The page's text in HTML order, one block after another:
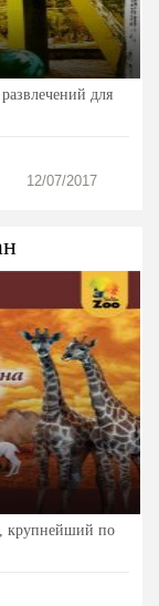
для
12/07/2017
крупнейший по